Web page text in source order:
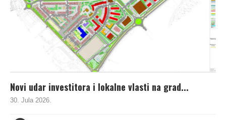
Novi udar investitora i lokalne vlasti na grad...
30. Jula 2026.